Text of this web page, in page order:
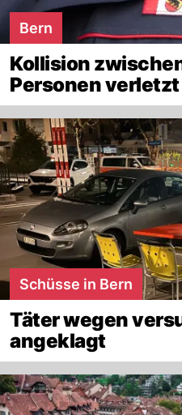
Bern
Kollision
Personen verletzt
Schüsse in Bern
Täter wegen
angeklagt